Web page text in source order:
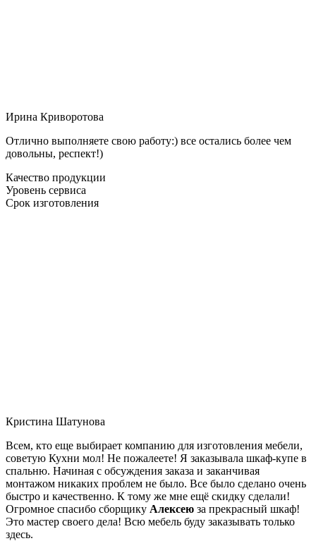
Ирина Криворотова
Отлично выполняете свою работу:) все остались более чем
довольны, респект!)
Качество продукции
Уровень сервиса
Срок изготовления
Кристина Шатунова
Всем, кто еще выбирает компанию для изготовления мебели,
советую Кухни мол! Не пожалеете! Я заказывала шкаф-купе в
спальню. Начиная с обсуждения заказа и заканчивая
монтажом никаких проблем не было. Все было сделано очень
быстро и качественно. К тому же мне ещё скидку сделали!
Огромное спасибо сборщику Алексею за прекрасный шкаф!
Это мастер своего дела! Всю мебель буду заказывать только
здесь.